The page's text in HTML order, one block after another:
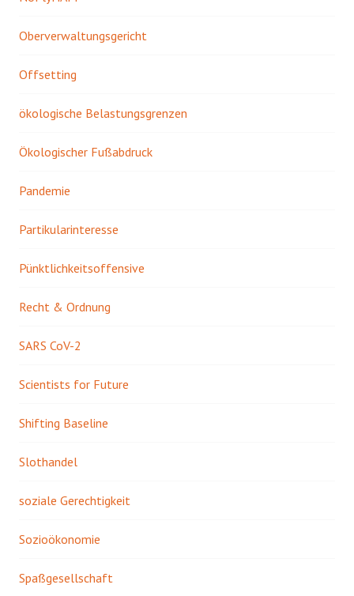
Oberverwaltungsgericht
Offsetting
ökologische Belastungsgrenzen
Ökologischer Fußabdruck
Pandemie
Partikularinteresse
Pünktlichkeitsoffensive
Recht & Ordnung
SARS CoV-2
Scientists for Future
Shifting Baseline
Slothandel
soziale Gerechtigkeit
Sozioökonomie
Spaßgesellschaft